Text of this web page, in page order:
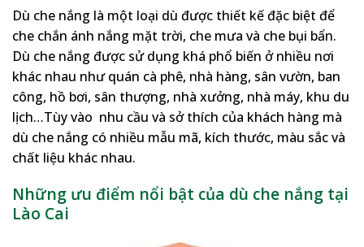
Dù che nắng là một loại dù được thiết kế đặc biệt để
che chắn ánh nắng mặt trời, che mưa và che bụi bẩn.
Dù che nắng được sử dụng khá phổ biến ở nhiều nơi
khác nhau như quán cà phê, nhà hàng, sân vườn, ban
công, hồ bơi, sân thượng, nhà xưởng, nhà máy, khu du
lịch…Tùy vào nhu cầu và sở thích của khách hàng mà
dù che nắng có nhiều mẫu mã, kích thước, màu sắc và
chất liệu khác nhau.
Những ưu điểm nổi bật của dù che nắng tại
Lào Cai